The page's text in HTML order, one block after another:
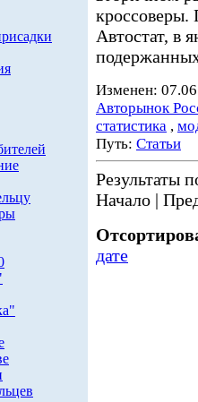
кроссоверы.
Автостат, в
Изменен:
Авторынок
статистика ,
Путь: Статьи
Результаты
Начало |
дате